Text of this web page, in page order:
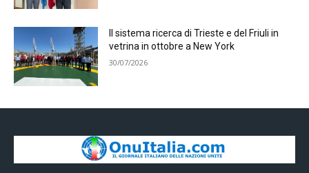
Il sistema ricerca di Trieste e del Friuli in
vetrina in ottobre a New York
30/07/2026